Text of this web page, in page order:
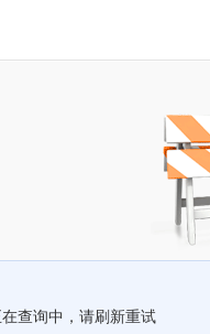
查询中，请刷新重试